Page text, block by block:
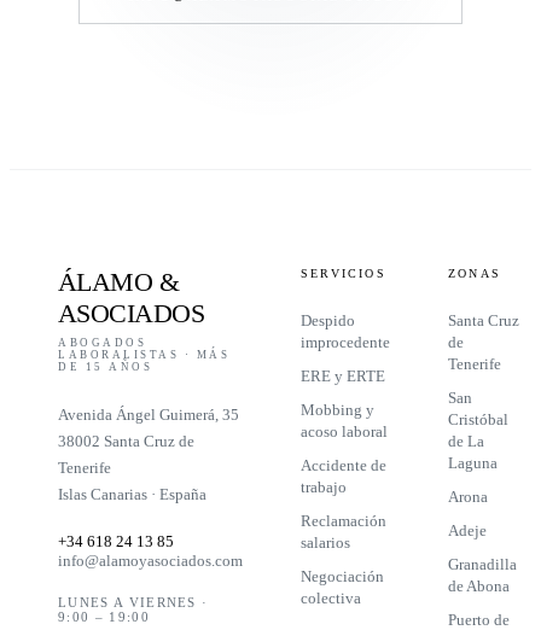
ÁLAMO &
ASOCIADOS
ABOGADOS
LABORALISTAS · MÁS
DE 15 AÑOS
Avenida Ángel Guimerá, 35
38002 Santa Cruz de
Tenerife
Islas Canarias · España
+34 618 24 13 85
info@alamoyasociados.com
LUNES A VIERNES ·
9:00 – 19:00
SERVICIOS
Despido
improcedente
ERE y ERTE
Mobbing y
acoso laboral
Accidente de
trabajo
Reclamación
salarios
Negociación
colectiva
ZONAS
Santa Cruz
de
Tenerife
San
Cristóbal
de La
Laguna
Arona
Adeje
Granadilla
de Abona
Puerto de